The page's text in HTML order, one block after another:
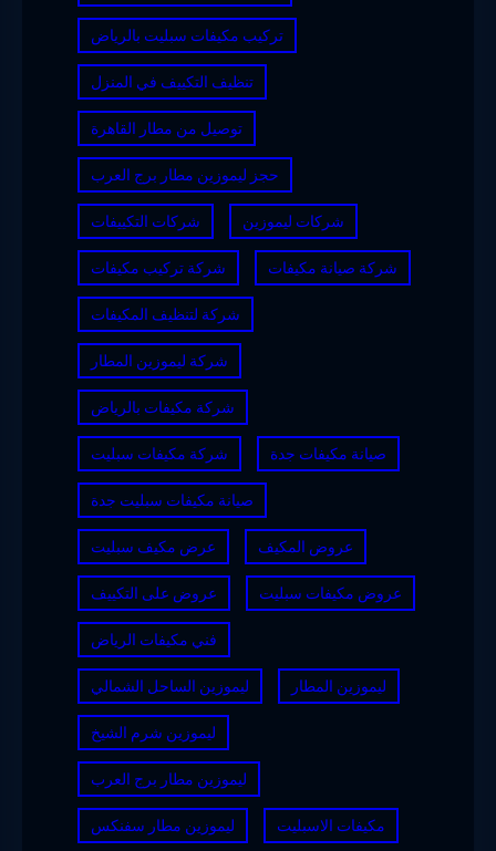
تركيب مكيفات سبليت بالرياض
تنظيف التكييف في المنزل
توصيل من مطار القاهرة
حجز ليموزين مطار برج العرب
شركات التكييفات شركات ليموزين
شركة تركيب مكيفات شركة صيانة مكيفات
شركة لتنظيف المكيفات
شركة ليموزين المطار
شركة مكيفات بالرياض
شركة مكيفات سبليت صيانة مكيفات جدة
صيانة مكيفات سبليت جدة
عرض مكيف سبليت عروض المكيف
عروض على التكييف عروض مكيفات سبليت
فني مكيفات الرياض
ليموزين الساحل الشمالي ليموزين المطار
ليموزين شرم الشيخ
ليموزين مطار برج العرب
ليموزين مطار سفنكس مكيفات الاسبليت